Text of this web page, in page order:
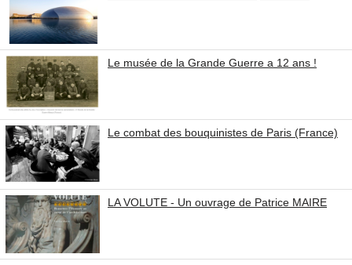
Le musée de la Grande Guerre a 12 ans !
Le combat des bouquinistes de Paris (France)
LA VOLUTE - Un ouvrage de Patrice MAIRE